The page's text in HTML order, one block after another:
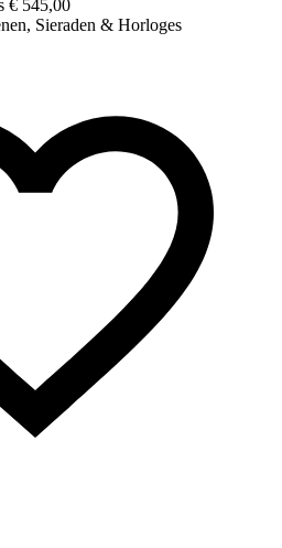
€ 545,00
Sieraden & Horloges